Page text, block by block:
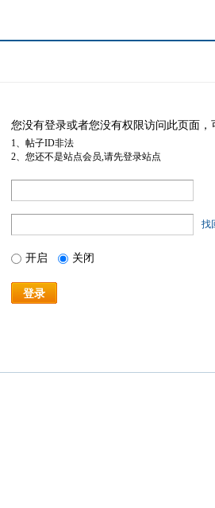
您没有登录或者您没有权限访问此页面
1、帖子ID非法
2、您还不是站点会员,请先登录站点
找
开启 关闭
登录